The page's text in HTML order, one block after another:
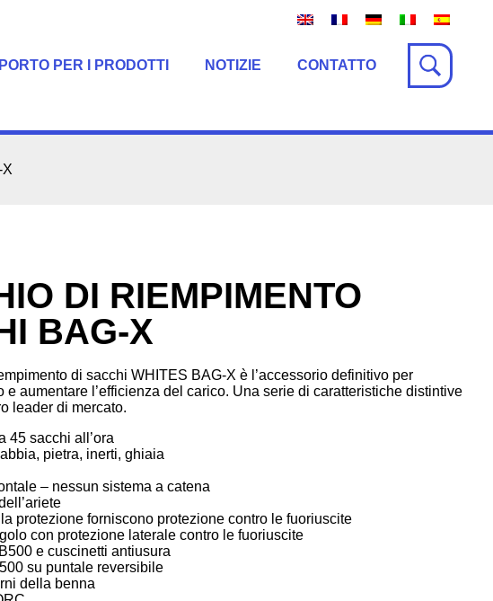
PER I PRODOTTI NOTIZIE CONTATTO
DI RIEMPIMENTO
BAG-X
di sacchi WHITES BAG-X è l’accessorio definitivo per
e aumentare l’efficienza del carico. Una serie di caratteristiche distintive
leader di mercato.
45 sacchi all’ora
pietra, inerti, ghiaia
– nessun sistema a catena
la protezione forniscono protezione contro le fuoriuscite
con protezione laterale contro le fuoriuscite
e cuscinetti antiusura
su puntale reversibile
della benna